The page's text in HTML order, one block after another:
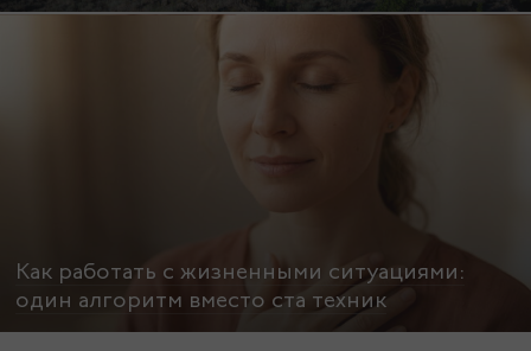
Как работать с жизненными ситуациями:
один алгоритм вместо ста техник